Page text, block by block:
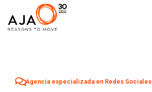
Agencia especializada en Redes Sociales